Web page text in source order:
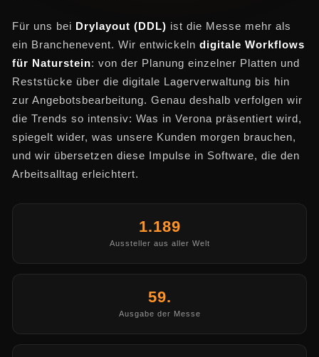
Für uns bei Drylayout (DDL) ist die Messe mehr als
ein Branchenevent. Wir entwickelndigitale Workflows
für Naturstein: von der Planung einzelner Platten und
Reststücke über die digitale Lagerverwaltung bis hin
zur Angebotsbearbeitung. Genau deshalb verfolgen wir
die Trends so intensiv: Was in Verona präsentiert wird,
spiegelt wider, was unsere Kunden morgen brauchen,
und wir übersetzen diese Impulse in Software, die den
Arbeitsalltag erleichtert.
1.189
Aussteller aus aller Welt
59.
Ausgabe der Messe